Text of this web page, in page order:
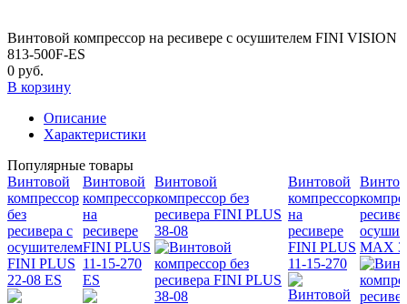
Винтовой компрессор на ресивере с осушителем FINI VISION
813-500F-ES
0 руб.
В корзину
Описание
Характеристики
Популярные товары
Винтовой
компрессор
без
ресивера с
осушителем
FINI PLUS
22-08 ES
Винтовой
компрессор
на
ресивере
FINI PLUS
11-15-270
ES
Винтовой
компрессор без
ресивера FINI PLUS
38-08
Винтовой
компрессор
на
ресивере
FINI PLUS
11-15-270
MAX